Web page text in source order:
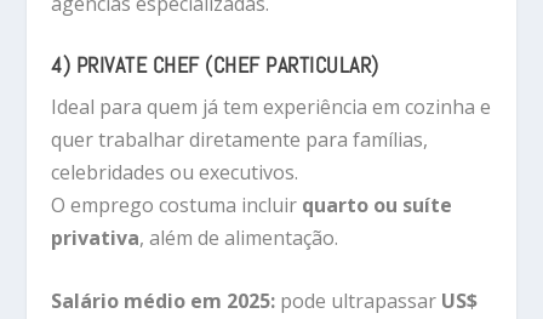
4) PRIVATE CHEF (CHEF PARTICULAR)
Ideal para quem já tem experiência em cozinha e
quer trabalhar diretamente para famílias,
celebridades ou executivos.
O emprego costuma incluir quarto ou suíte
privativa, além de alimentação.
Salário médio em 2025: pode ultrapassar US$